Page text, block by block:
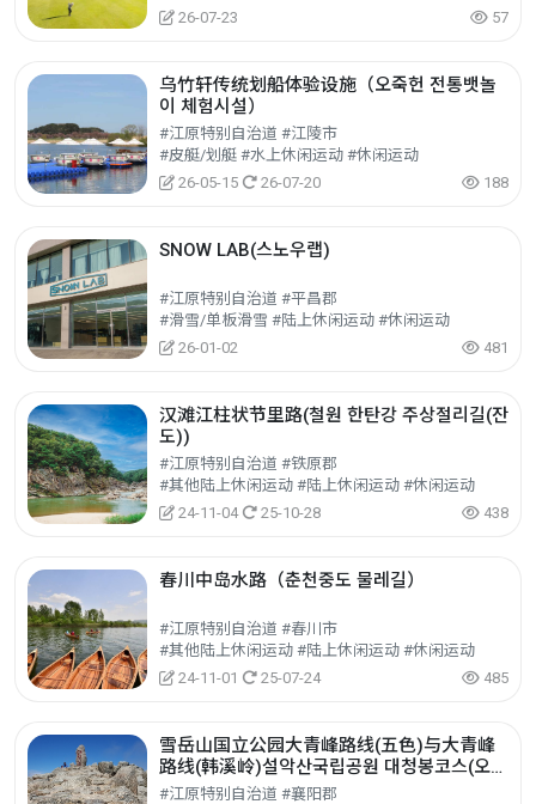
26-07-23
57
乌竹轩传统划船体验设施（오죽헌 전통뱃놀
이 체험시설）
#江原特别自治道 #江陵市
#皮艇/划艇 #水上休闲运动 #休闲运动
26-05-15
26-07-20 188
SNOW LAB(스노우랩)
#江原特别自治道 #平昌郡
#滑雪/单板滑雪 #陆上休闲运动 #休闲运动
26-01-02
481
汉滩江柱状节里路(철원 한탄강 주상절리길(잔
도))
#江原特别自治道 #铁原郡
#其他陆上休闲运动 #陆上休闲运动 #休闲运动
24-11-04
25-10-28 438
春川中岛水路（춘천중도 물레길）
#江原特别自治道 #春川市
#其他陆上休闲运动 #陆上休闲运动 #休闲运动
24-11-01
25-07-24 485
雪岳山国立公园大青峰路线(五色)与大青峰
路线(韩溪岭)설악산국립공원 대청봉코스(오
색)&대청봉코스(한계령)
#江原特别自治道 #襄阳郡